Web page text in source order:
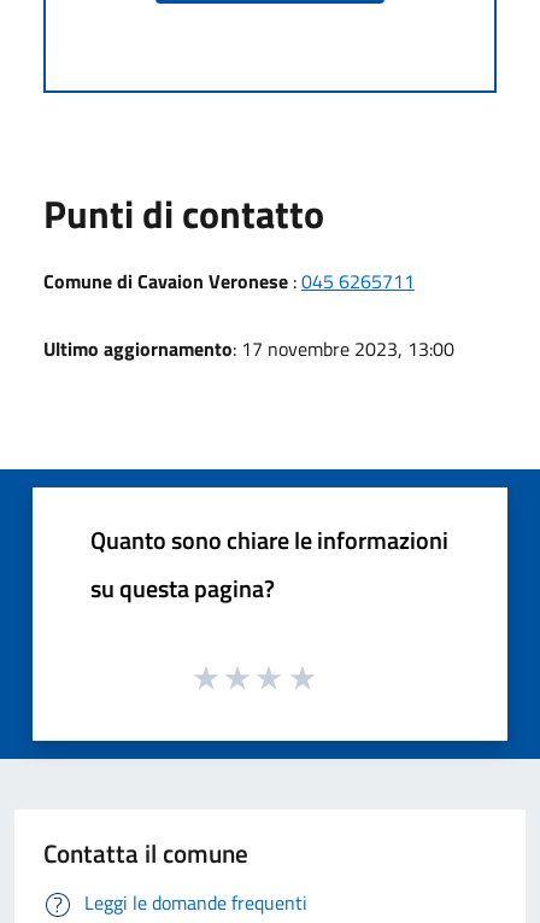
Punti di contatto
Comune di Cavaion Veronese :045 6265711
Ultimo aggiornamento: 17 novembre 2023, 13:00
Quanto sono chiare le informazioni
su questa pagina?
Contatta il comune
Leggi le domande frequenti